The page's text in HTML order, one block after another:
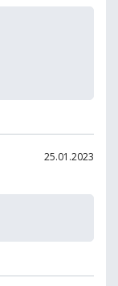
25.01.2023